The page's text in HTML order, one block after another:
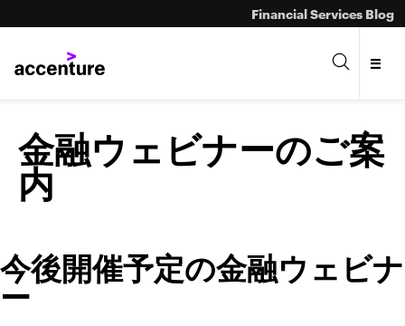
Financial Services Blog
金融ウェビナーのご案
内
今後開催予定の金融ウェビナ
ー